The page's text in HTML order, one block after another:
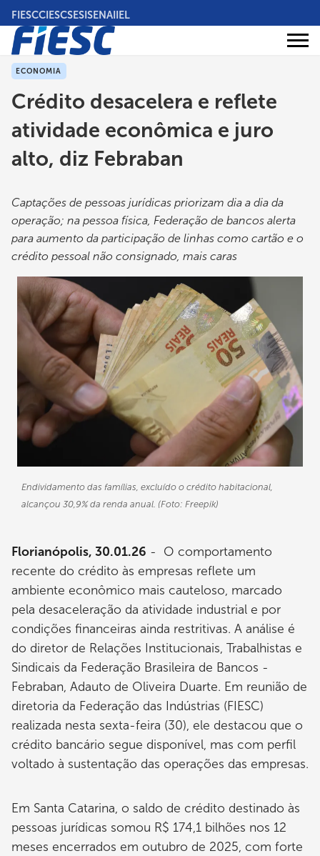
Pular
para
conteúdo
principal
FIESCCIESCSESISENAIIEL
Áreas
ECONOMIA
Crédito desacelera e reflete
atividade econômica e juro
alto, diz Febraban
Captações de pessoas jurídicas priorizam dia a dia da
operação; na pessoa física, Federação de bancos alerta
para aumento da participação de linhas como cartão e o
crédito pessoal não consignado, mais caras
Endividamento das famílias, excluído o crédito habitacional,
alcançou 30,9% da renda anual. (Foto: Freepik)
Florianópolis, 30.01.26 - O comportamento
recente do crédito às empresas reflete um
ambiente econômico mais cauteloso, marcado
pela desaceleração da atividade industrial e por
condições financeiras ainda restritivas. A análise é
do diretor de Relações Institucionais, Trabalhistas e
Sindicais da Federação Brasileira de Bancos -
Febraban, Adauto de Oliveira Duarte. Em reunião de
diretoria da Federação das Indústrias (FIESC)
realizada nesta sexta-feira (30), ele destacou que o
crédito bancário segue disponível, mas com perfil
voltado à sustentação das operações das empresas.
Em Santa Catarina, o saldo de crédito destinado às
pessoas jurídicas somou R$ 174,1 bilhões nos 12
meses encerrados em outubro de 2025, com forte